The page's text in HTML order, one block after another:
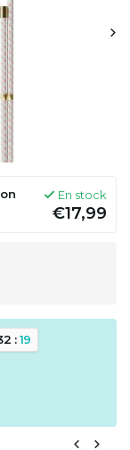
En stock
€17,99
2 :19